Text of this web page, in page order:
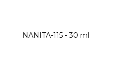
NANITA-115 - 30 ml